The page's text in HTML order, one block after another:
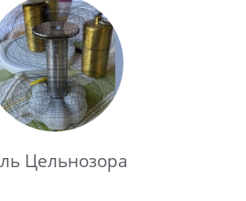
Цельнозора